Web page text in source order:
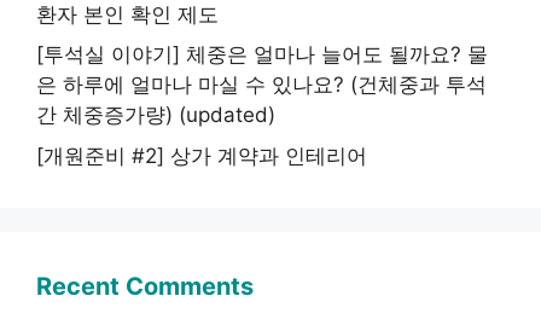
환자 본인 확인 제도
[투석실 이야기] 체중은 얼마나 늘어도 될까요? 물
은 하루에 얼마나 마실 수 있나요? (건체중과 투석
간 체중증가량) (updated)
[개원준비 #2] 상가 계약과 인테리어
Recent Comments